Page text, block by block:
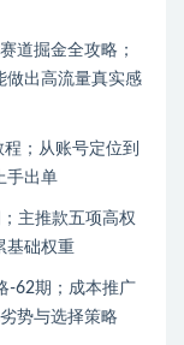
道掘金全攻略；
做出高流量真实感
；从账号定位到
手出单
主推款五项高权
基础权重
-62期；成本推广
势与选择策略